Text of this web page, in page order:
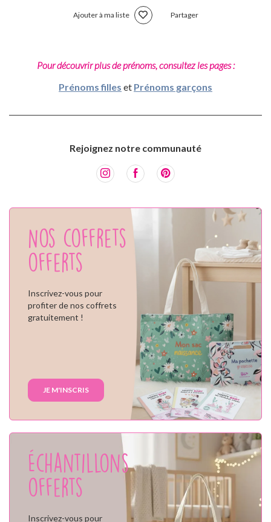
Ajouter à ma liste Partager
Pour découvrir plus de prénoms, consultez les pages :
Prénoms filles et Prénoms garçons
Rejoignez notre communauté
Nos coffrets
offerts
Inscrivez-vous pour
profiter de nos coffrets
gratuitement !
JE M'INSCRIS
Échantillons
offerts
Inscrivez-vous pour